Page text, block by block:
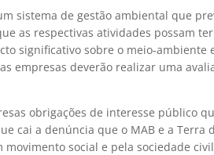
sistema de gestão ambiental que
as respectivas atividades possam
significativo sobre o meio-ambiente
empresas deverão realizar uma
obrigações de interesse público
cai a denúncia que o MAB e a Terra
social e pela sociedade